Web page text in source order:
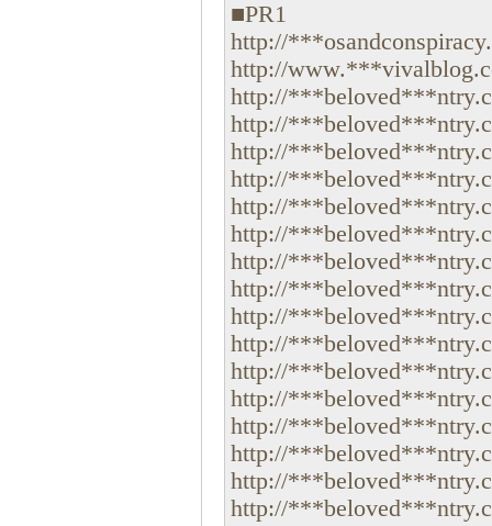
■PR1
http://
http://
http://
http://
http://
http://
http://
http://
http://
http://
http://
http://
http://
http://
http://
http://
http://
http://